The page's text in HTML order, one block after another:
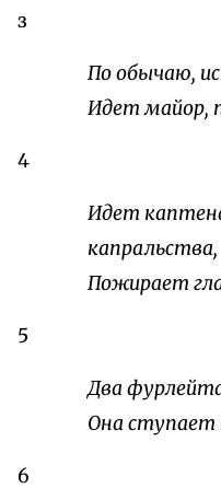
з
По обычаю,
Идет майор,
4
Идет
капральства,
Пожирает
5
Два
Она ступает
6